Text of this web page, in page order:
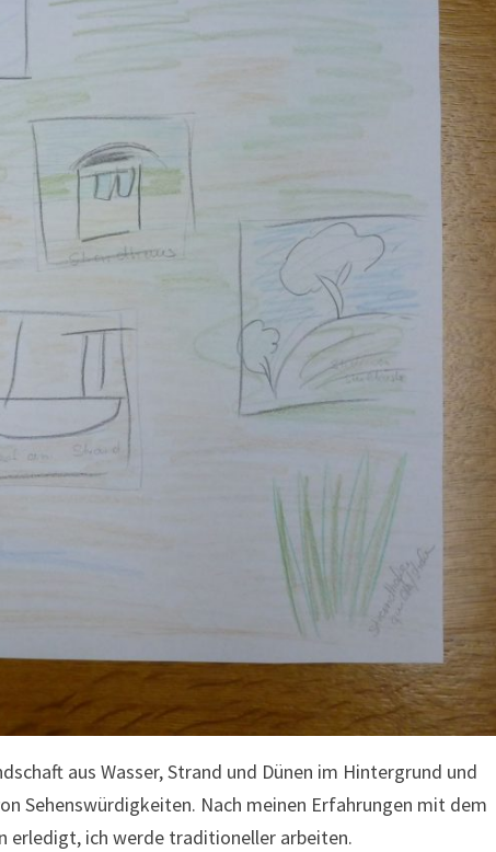
aus Wasser, Strand und Dünen im Hintergrund und
Sehenswürdigkeiten. Nach meinen Erfahrungen mit dem
erledigt, ich werde traditioneller arbeiten.